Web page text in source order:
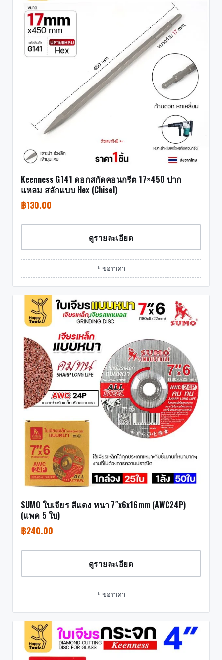
Keenness G141 ดอกสกัดคอนกรีต 17×450 ปาก
แหลม สลักแบบ Hex (Chisel)
฿130.00
ดูรายละเอียด
+ ขอราคา
SUMO ใบเจียร สีแดง หนา 7″x6x16mm (AWC24P)
(แพค 5 ใบ)
฿240.00
ดูรายละเอียด
+ ขอราคา